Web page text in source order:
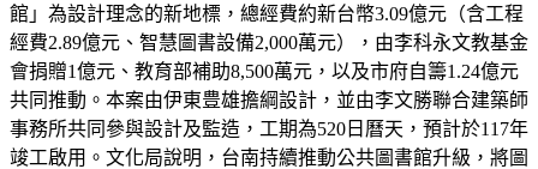
館」為設計理念的新地標，總經費約新台幣3.09億元（含工程
經費2.89億元、智慧圖書設備2,000萬元），由李科永文教基金
會捐贈1億元、教育部補助8,500萬元，以及市府自籌1.24億元
共同推動。本案由伊東豊雄擔綱設計，並由李文勝聯合建築師
事務所共同參與設計及監造，工期為520日曆天，預計於117年
竣工啟用。文化局說明，台南持續推動公共圖書館升級，將圖